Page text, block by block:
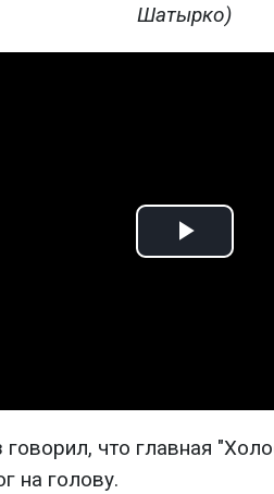
Шатырко)
Play
что главная
на голову.